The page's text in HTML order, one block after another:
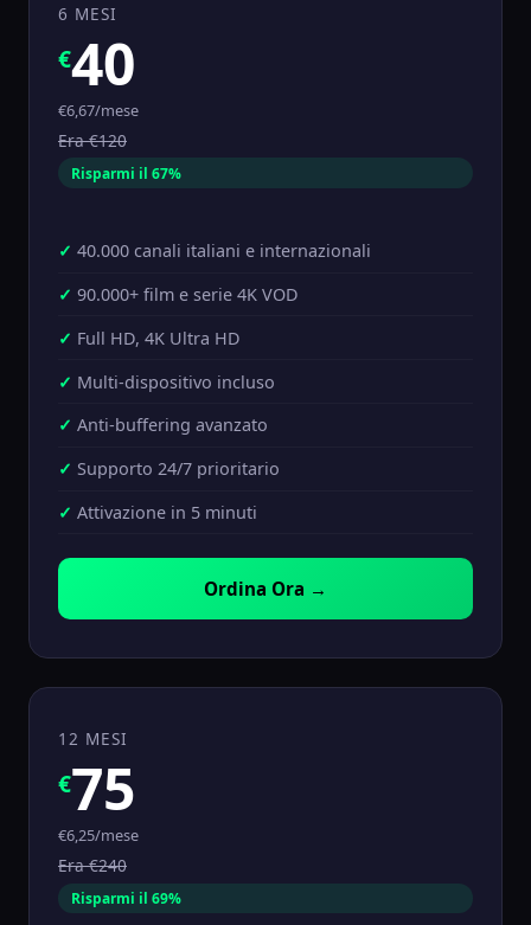
6 MESI
€40
€6,67/mese
Era €120
Risparmi il 67%
40.000 canali italiani e internazionali
90.000+ film e serie 4K VOD
Full HD, 4K Ultra HD
Multi-dispositivo incluso
Anti-buffering avanzato
Supporto 24/7 prioritario
Attivazione in 5 minuti
Ordina Ora →
12 MESI
€75
€6,25/mese
Era €240
Risparmi il 69%